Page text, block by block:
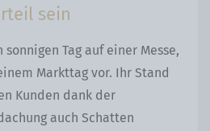
sein
Tag auf einer Messe,
Markttag vor. Ihr Stand
Kunden dank der
auch Schatten